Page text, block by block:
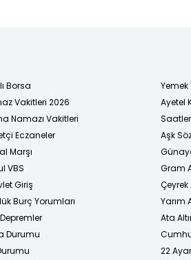
Borsa
Vakitleri 2026
Namazı Vakitleri
Eczaneler
Marşı
VBS
Giriş
Burç Yorumları
Durumu
Yemek
Ayetel
Aşk
Gram
Çeyrek
Yarım
Ata
22